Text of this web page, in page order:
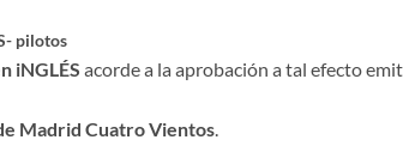
pilotos
iNGLÉS acorde a la aprobación a tal efecto
Madrid Cuatro Vientos.